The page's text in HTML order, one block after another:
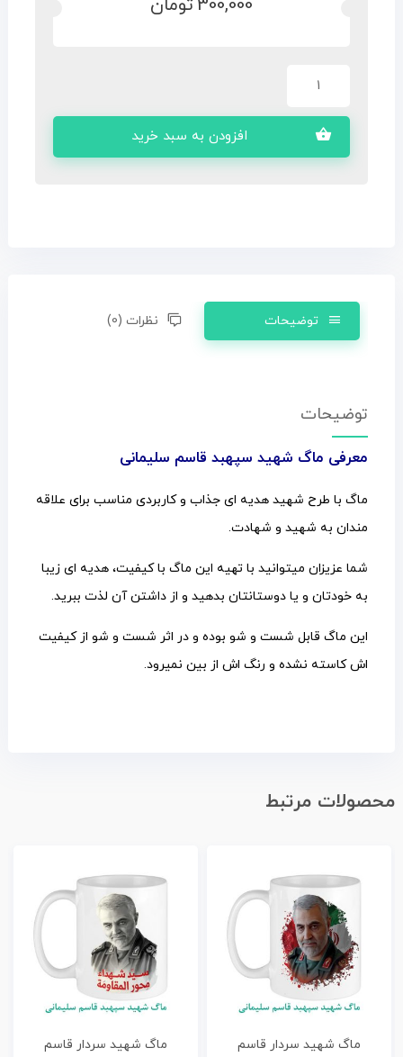
300,000تومان
افزودن به سبد خرید
توضیحات نظرات (0)
توضیحات
معرفی ماگ شهید سپهبد قاسم سلیمانی
ماگ با طرح شهید هدیه ای جذاب و کاربردی مناسب برای علاقه
مندان به شهید و شهادت.
شما عزیزان میتوانید با تهیه این ماگ با کیفیت، هدیه ای زیبا
به خودتان و یا دوستانتان بدهید و از داشتن آن لذت ببرید.
این ماگ قابل شست و شو بوده و در اثر شست و شو از کیفیت
اش کاسته نشده و رنگ اش از بین نمیرود.
محصولات مرتبط
ماگ شهید سردار قاسم
ماگ شهید سردار قاسم